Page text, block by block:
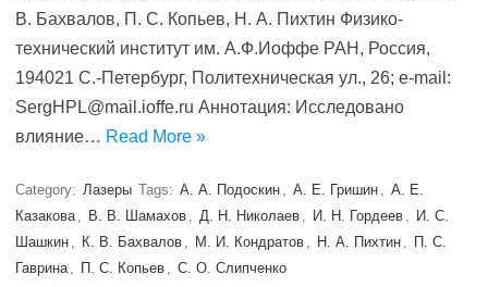
В. Бахвалов, П. С. Копьев, Н. А. Пихтин Физико-
технический институт им. А.Ф.Иоффе РАН, Россия,
194021 С.-Петербург, Политехническая ул., 26; e-mail:
SergHPL@mail.ioffe.ru Аннотация: Исследовано
влияние… Read More »
Category: Лазеры Tags: А. А. Подоскин , А. Е. Гришин , А. Е.
Казакова , В. В. Шамахов , Д. Н. Николаев , И. Н. Гордеев , И. С.
Шашкин , К. В. Бахвалов , М. И. Кондратов , Н. А. Пихтин , П. С.
Гаврина , П. С. Копьев , С. О. Слипченко